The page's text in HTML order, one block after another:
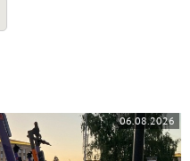
06.08.2026